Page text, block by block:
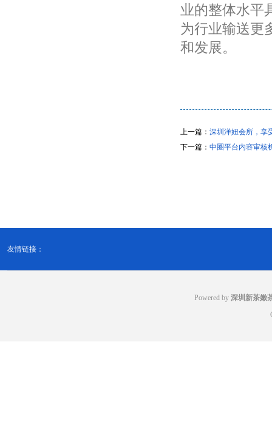
业的整体水平
为行业输送更
和发展。
上一篇： 深圳洋妞会所，享
下一篇： 中圈平台内容审核
友情链接：
Powered by 深圳新茶嫩